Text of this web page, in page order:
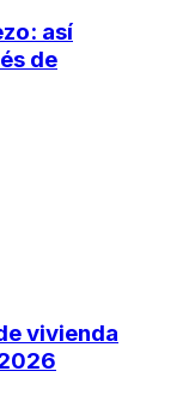
así
de
vivienda